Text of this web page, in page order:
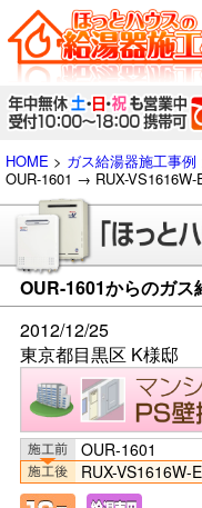
HOME > ガス給湯器施工事例
OUR-1601 → RUX-VS1616W-
OUR-1601からのガ
2012/12/25
東京都目黒区 K様邸
OUR-1601
RUX-VS1616W-E